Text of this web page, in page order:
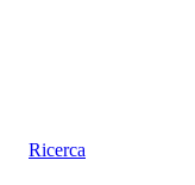
Ricerca